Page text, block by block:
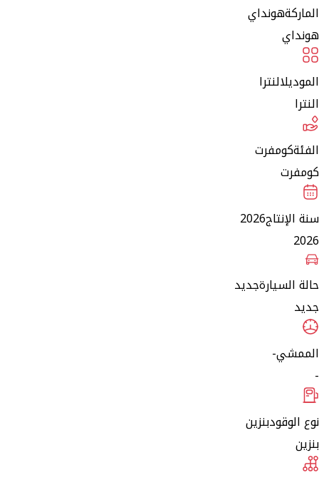
الماركةهونداي
هونداي
الموديلالنترا
النترا
الفئةكومفرت
كومفرت
سنة الإنتاج2026
2026
حالة السيارةجديد
جديد
الممشي-
-
نوع الوقودبنزين
بنزين